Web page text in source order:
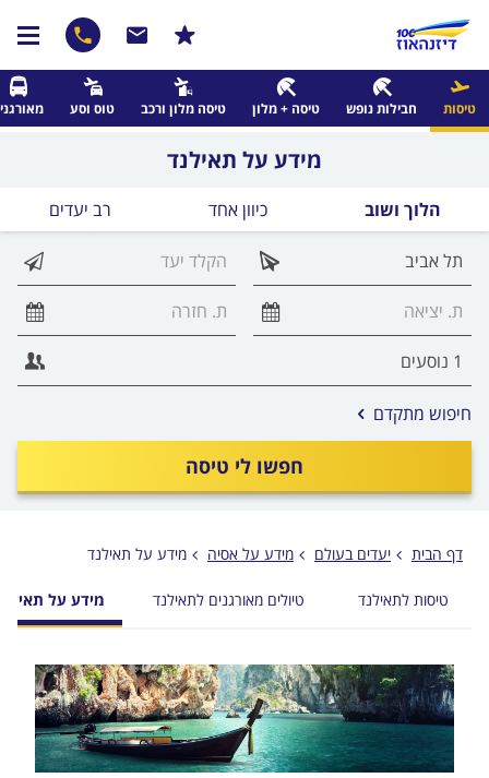
טיסות חבילות נופש טיסה + מלון טיסה מלון ורכב טוס וסע
מידע על תאילנד
הלוך ושוב כיוון אחד רב יעדים
חפשו לי טיסה
חיפוש מתקדם אפשרויות
החיפוש
לפני
דף הבית יעדים בעולם מידע על אסיה מידע על תאילנד
טיסות לתאילנד טיולים מאורגנים לתאילנד מידע על